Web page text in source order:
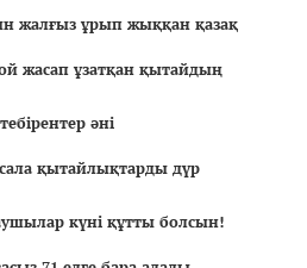
жалғыз ұрып жыққан қазақ
жасап ұзатқан қытайдың
әні
қытайлықтарды дүр
күні құтты болсын!